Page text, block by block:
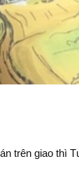
giao thì